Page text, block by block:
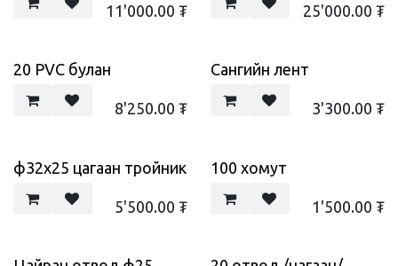
11'000.00 ₮ 25'000.00 ₮
20 PVC булан
8'250.00 ₮
Сангийн лент
3'300.00 ₮
ф32х25 цагаан тройник
5'500.00 ₮
100 хомут
1'500.00 ₮